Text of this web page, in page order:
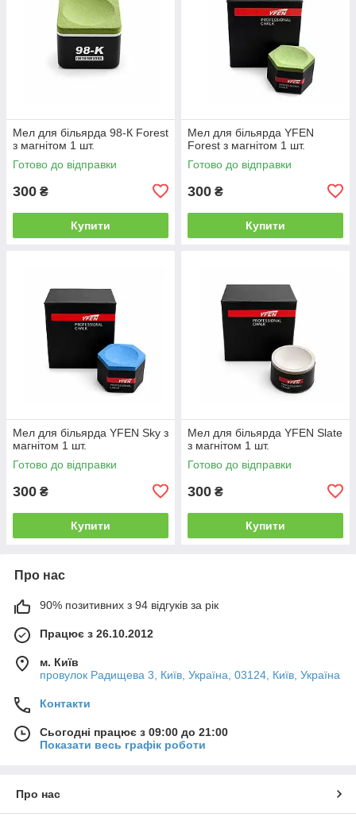
Мел для більярда 98-К Forest
з магнітом 1 шт.
Готово до відправки
300 ₴
Купити
Мел для більярда YFEN
Forest з магнітом 1 шт.
Готово до відправки
300 ₴
Купити
Мел для більярда YFEN Sky з
магнітом 1 шт.
Готово до відправки
300 ₴
Купити
Мел для більярда YFEN Slate
з магнітом 1 шт.
Готово до відправки
300 ₴
Купити
Про нас
90% позитивних з 94 відгуків за рік
Працює з 26.10.2012
м. Київ
провулок Радищева 3, Київ, Україна, 03124, Київ, Україна
Контакти
Сьогодні працює з 09:00 до 21:00
Показати весь графік роботи
Про нас